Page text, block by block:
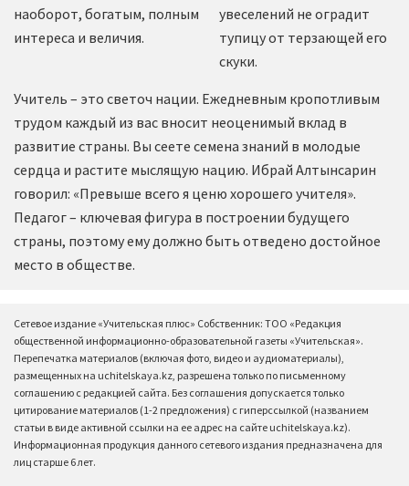
наоборот, богатым, полным
интереса и величия.
увеселений не оградит
тупицу от терзающей его
скуки.
Учитель – это светоч нации. Ежедневным кропотливым
трудом каждый из вас вносит неоценимый вклад в
развитие страны. Вы сеете семена знаний в молодые
сердца и растите мыслящую нацию. Ибрай Алтынсарин
говорил: «Превыше всего я ценю хорошего учителя».
Педагог – ключевая фигура в построении будущего
страны, поэтому ему должно быть отведено достойное
место в обществе.
Сетевое издание «Учительская плюс» Собственник: ТОО «Редакция
общественной информационно-образовательной газеты «Учительская».
Перепечатка материалов (включая фото, видео и аудиоматериалы),
размещенных на uchitelskaya.kz, разрешена только по письменному
соглашению с редакцией сайта. Без соглашения допускается только
цитирование материалов (1-2 предложения) с гиперссылкой (названием
статьи в виде активной ссылки на ее адрес на сайте uchitelskaya.kz).
Информационная продукция данного сетевого издания предназначена для
лиц старше 6 лет.